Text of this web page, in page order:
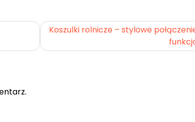
Koszulki rolnicze – stylowe